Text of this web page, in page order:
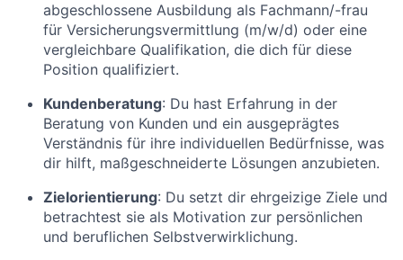
abgeschlossene Ausbildung als Fachmann/-frau
für Versicherungsvermittlung (m/w/d) oder eine
vergleichbare Qualifikation, die dich für diese
Position qualifiziert.
Kundenberatung: Du hast Erfahrung in der
Beratung von Kunden und ein ausgeprägtes
Verständnis für ihre individuellen Bedürfnisse, was
dir hilft, maßgeschneiderte Lösungen anzubieten.
Zielorientierung: Du setzt dir ehrgeizige Ziele und
betrachtest sie als Motivation zur persönlichen
und beruflichen Selbstverwirklichung.